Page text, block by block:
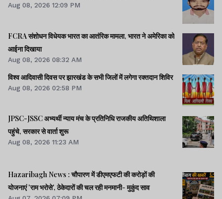
Aug 08, 2026 12:09 PM
FCRA संशोधन विधेयक भारत का आतंरिक मामला, भारत ने अमेरिका को
आईना दिखाया
Aug 08, 2026 08:32 AM
विश्व आदिवासी दिवस पर झारखंड के सभी जिलों में लगेगा रक्तदान शिविर
Aug 08, 2026 02:58 PM
JPSC-JSSC अभ्यर्थी न्याय मंच के प्रतिनिधि राजकीय अतिथिशाला
पहुंचे, सरकार से वार्ता शुरू
Aug 08, 2026 11:23 AM
Hazaribagh News : चौपारण में डीएमएफटी की करोड़ों की
योजनाएं 'राम भरोसे', ठेकेदारों की चल रही मनमानी- मुकुंद साव